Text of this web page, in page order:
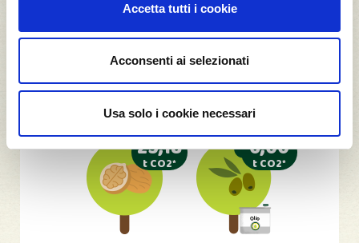
Accetta tutti i cookie
Acconsenti ai selezionati
Usa solo i cookie necessari
30
Castagna
20
Mandorla a Cuore
Nebrodi
25,18
t CO2* 6,00
t CO2*